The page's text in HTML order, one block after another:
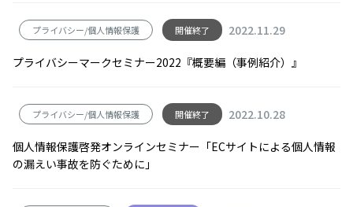
プライバシー/個人情報保護 開催終了 2022.11.29
プライバシーマークセミナー2022『概要編（事例紹介）』
プライバシー/個人情報保護 開催終了 2022.10.28
個人情報保護啓発オンラインセミナー「ECサイトによる個人情報
の漏えい事故を防ぐために」